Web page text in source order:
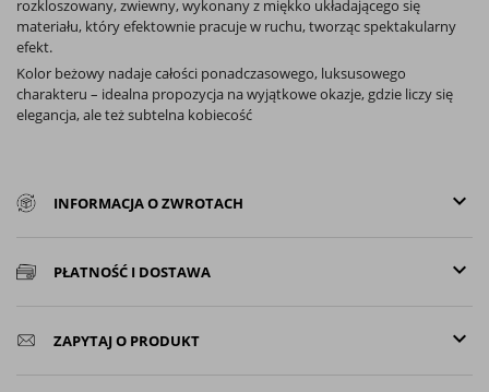
rozkloszowany, zwiewny, wykonany z miękko układającego się
materiału, który efektownie pracuje w ruchu, tworząc spektakularny
efekt.
Kolor beżowy nadaje całości ponadczasowego, luksusowego
charakteru – idealna propozycja na wyjątkowe okazje, gdzie liczy się
elegancja, ale też subtelna kobiecość
keyboard_arrow_down
INFORMACJA O ZWROTACH
keyboard_arrow_down
PŁATNOŚĆ I DOSTAWA
keyboard_arrow_down
ZAPYTAJ O PRODUKT